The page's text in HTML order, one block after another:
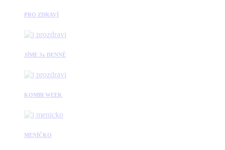
PRO ZDRAVÍ
JÍME 3x DENNĚ
KOMBI WEEK
MENÍČKO